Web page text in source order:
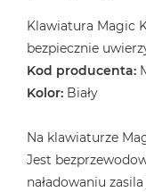
Klawiatura Magic
bezpiecznie
Kod producenta:
Kolor: Biały
Na klawiaturze
Jest
naładowaniu